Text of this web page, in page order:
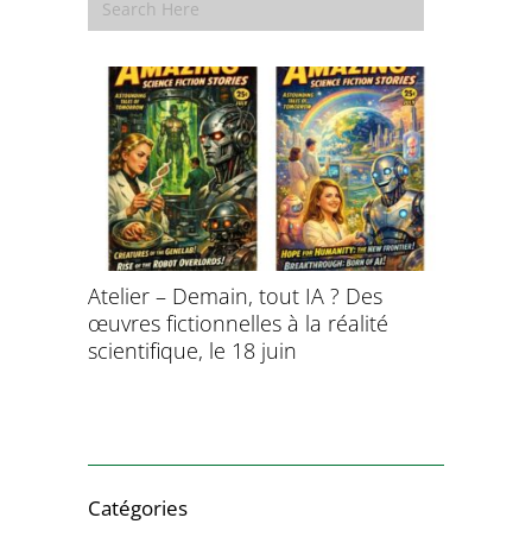
Atelier – Demain, tout IA ? Des
œuvres fictionnelles à la réalité
scientifique, le 18 juin
Catégories